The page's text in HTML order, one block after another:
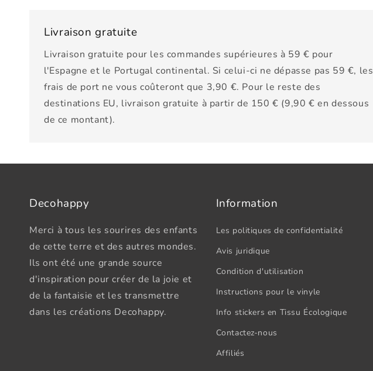
Livraison gratuite
Livraison gratuite pour les commandes supérieures à 59 € pour
l'Espagne et le Portugal continental. Si celui-ci ne dépasse pas 59 €, les
frais de port ne vous coûteront que 3,90 €. Pour le reste des
destinations EU, livraison gratuite à partir de 150 € (9,90 € en dessous
de ce montant).
Decohappy
Merci à tous les sourires des enfants
de cette terre et des autres mondes.
Ils ont été une grande source
d'inspiration pour créer de la joie et
de la fantaisie et les transmettre
dans les créations Decohappy.
Information
Les politiques de confidentialité
Avis juridique
Condition d'utilisation
Instructions pour le vinyle
Info stickers en Tissu Écologique
Contactez-nous
Affiliés